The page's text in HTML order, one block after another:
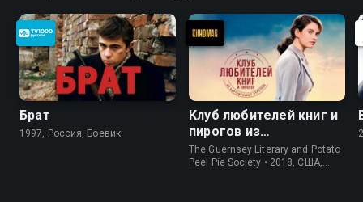
Брат
1997, Россия, Боевик
Клуб любителей книг и
пирогов из
картофельных
очистков
The Guernsey Literary and Potato
Peel Pie Society • 2018, США,